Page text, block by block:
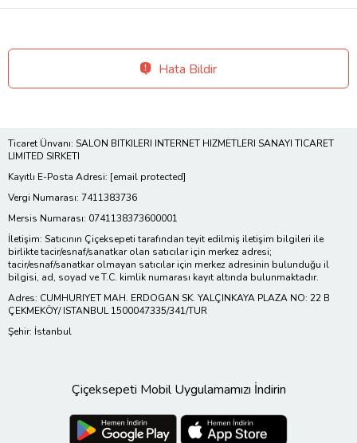
Hata Bildir
Ticaret Ünvanı: SALON BITKILERI INTERNET HIZMETLERI SANAYI TICARET
LIMITED SIRKETI
Kayıtlı E-Posta Adresi: [email protected]
Vergi Numarası: 7411383736
Mersis Numarası: 0741138373600001
İletişim: Satıcının Çiçeksepeti tarafından teyit edilmiş iletişim bilgileri ile
birlikte tacir/esnaf/sanatkar olan satıcılar için merkez adresi;
tacir/esnaf/sanatkar olmayan satıcılar için merkez adresinin bulunduğu il
bilgisi, ad, soyad ve T.C. kimlik numarası kayıt altında bulunmaktadır.
Adres: CUMHURIYET MAH. ERDOGAN SK. YALÇINKAYA PLAZA NO: 22 B
ÇEKMEKÖY/ ISTANBUL 1500047335/341/TUR
Şehir: İstanbul
Çiçeksepeti Mobil Uygulamamızı İndirin